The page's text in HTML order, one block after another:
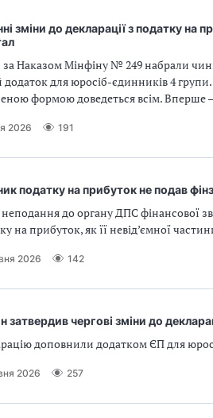
зміни до декларації з податку на
Наказом Мінфіну № 249 набрали
для юросіб-єдинників 4 групи.
формою доведеться всім. Вперше —
2026 191
податку на прибуток не подав
неподання до органу ДПС фінансової
на прибуток, як її невід’ємної
2026 142
затвердив чергові зміни до
доповнили додатком ЄП для
2026 257